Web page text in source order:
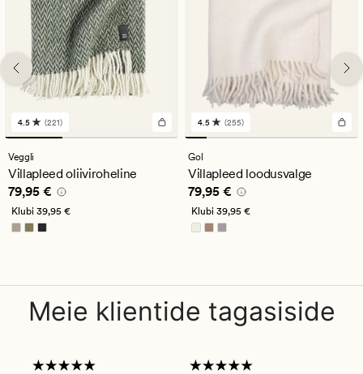
221
arvustust
keskmise
hinnanguga
4.5
4.5 (221)
Veggli
Villapleed oliiviroheline
Pris_ee 79,95 €
79,95 €
Klubi 39,95 €
255
arvustust
keskmise
hinnanguga
4.5
4.5 (255)
Gol
Villapleed loodusvalge
Pris_ee 79,95 €
79,95 €
Klubi 39,95 €
Meie klientide tagasiside